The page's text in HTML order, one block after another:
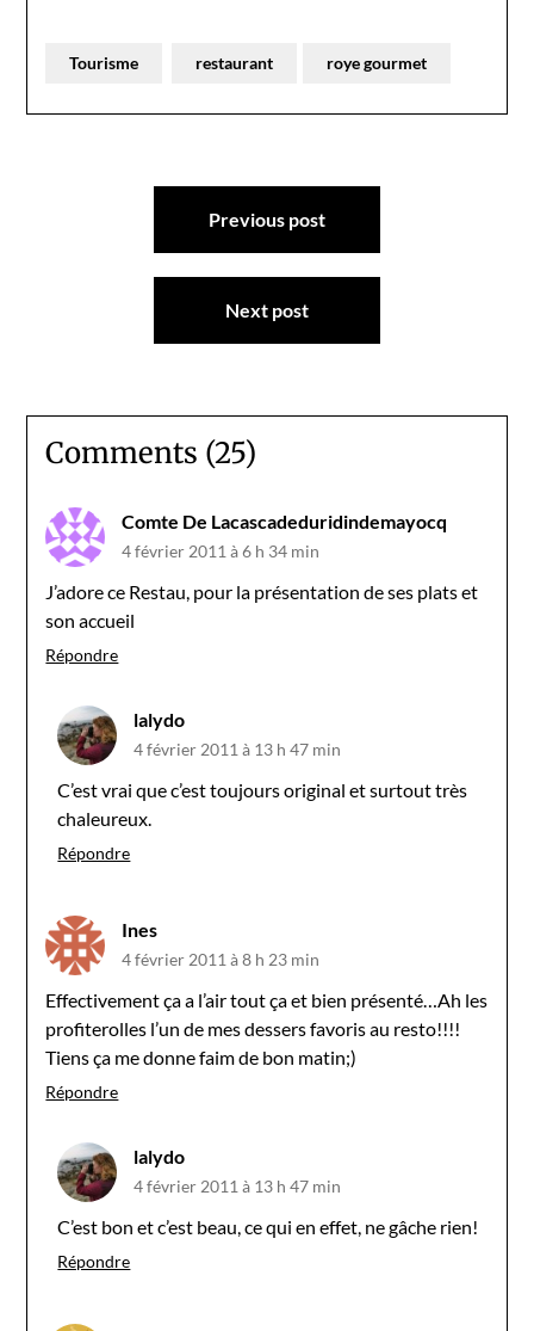
Tourisme restaurant roye gourmet
Navigation
Previous post
Next post
Comments (25)
Comte De Lacascadeduridindemayocq
4 février 2011 à 6 h 34 min
J’adore ce Restau, pour la présentation de ses plats et
son accueil
Répondre
lalydo
4 février 2011 à 13 h 47 min
C’est vrai que c’est toujours original et surtout très
chaleureux.
Répondre
Ines
4 février 2011 à 8 h 23 min
Effectivement ça a l’air tout ça et bien présenté…Ah les
profiterolles l’un de mes dessers favoris au resto!!!!
Tiens ça me donne faim de bon matin;)
Répondre
lalydo
4 février 2011 à 13 h 47 min
C’est bon et c’est beau, ce qui en effet, ne gâche rien!
Répondre